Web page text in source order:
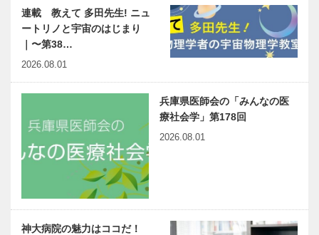
連載 教えて 多田先生! ニュ
ートリノと宇宙のはじまり
｜〜第38…
2026.08.01
兵庫県医師会の「みんなの医
療社会学」第178回
2026.08.01
神大病院の魅力はココだ！